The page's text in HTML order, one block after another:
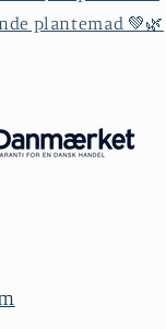
plantemad 💚🌿